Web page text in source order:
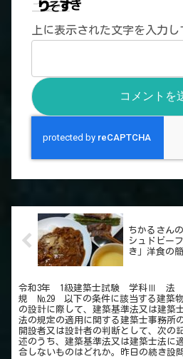
上に表示された文字を入力し
ちかるさん
シュドビー
き」洋食の
令和3年 1級建築士試験 学科Ⅲ 法
規 №29 以下の条件に該当する建築物
の設計に際して、建築基準法又は建築
法の規定の適用に関する建築士事務所
開設者又は設計者の判断として、次の
述のうち、建築基準法又は建築士法に
合しないものはどれか。昨日の続き設問